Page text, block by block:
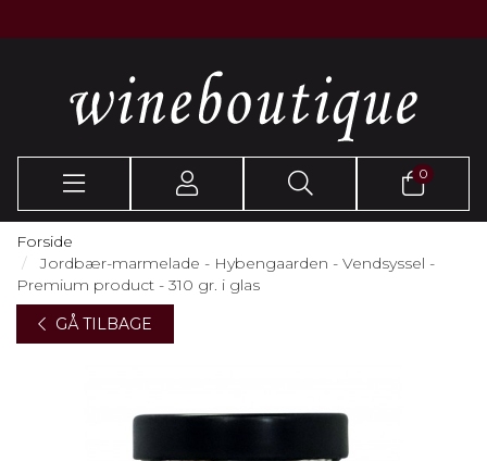
0
Forside
Jordbær-marmelade - Hybengaarden - Vendsyssel -
Premium product - 310 gr. i glas
GÅ TILBAGE